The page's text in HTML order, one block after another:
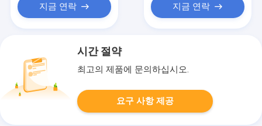
지금 연락 지금 연락
시간 절약
최고의 제품에 문의하십시오.
요구 사항 제공